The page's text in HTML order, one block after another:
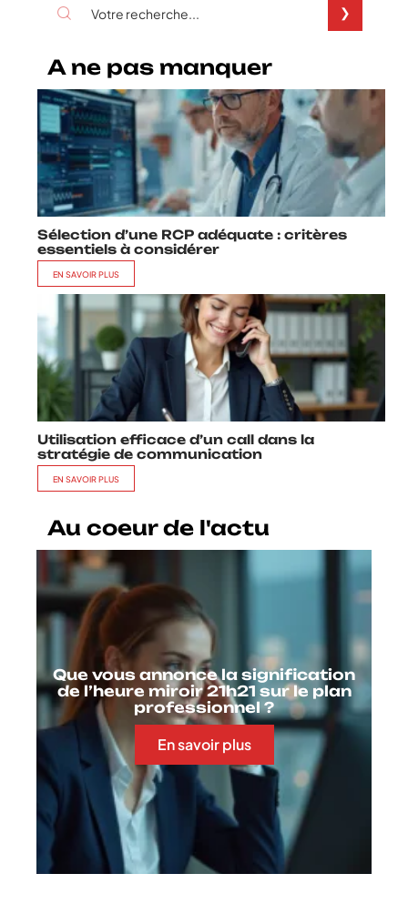
A ne pas manquer
Sélection d’une RCP adéquate : critères
essentiels à considérer
EN SAVOIR PLUS
Utilisation efficace d’un call dans la
stratégie de communication
EN SAVOIR PLUS
Au coeur de l'actu
Que vous annonce la signification
de l’heure miroir 21h21 sur le plan
professionnel ?
En savoir plus